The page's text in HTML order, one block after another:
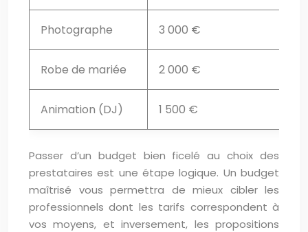
Photographe 3 000 €
Robe de mariée 2 000 €
Animation (DJ) 1 500 €
Passer d’un budget bien ficelé au choix des
prestataires est une étape logique. Un budget
maîtrisé vous permettra de mieux cibler les
professionnels dont les tarifs correspondent à
vos moyens, et inversement, les propositions